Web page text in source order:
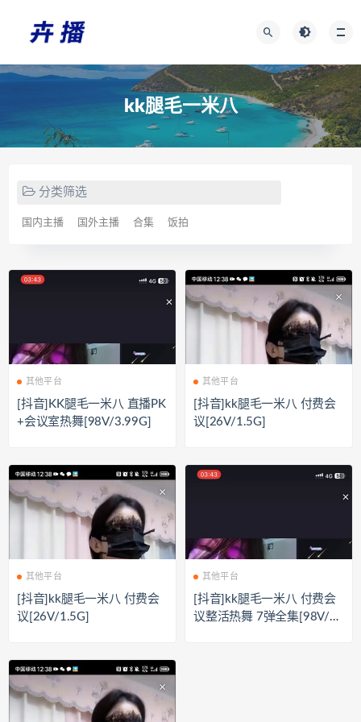
kk腿毛一米八
分类筛选
国内主播 国外主播 合集 饭拍
其他平台
[抖音]KK腿毛一米八 直播PK
+会议室热舞[98V/3.99G]
其他平台
[抖音]kk腿毛一米八 付费会
议[26V/1.5G]
其他平台
[抖音]kk腿毛一米八 付费会
议[26V/1.5G]
其他平台
[抖音]kk腿毛一米八 付费会
议整活热舞 7弹全集[98V/4.